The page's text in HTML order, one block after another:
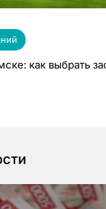
как выбрать